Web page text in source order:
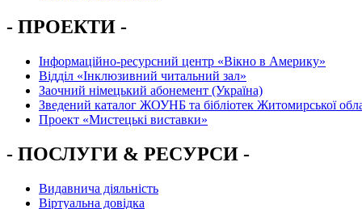
- ПРОЕКТИ -
Інформаційно-ресурсний центр «Вікно в Америку»
Вiддiл «Інклюзивний читальний зал»
Заочний німецький абонемент (Україна)
Зведений каталог ЖОУНБ та бібліотек Житомирської
Проект «Мистецькі виставки»
- ПОСЛУГИ & РЕСУРСИ -
Видавнича діяльність
Віртуальна довідка